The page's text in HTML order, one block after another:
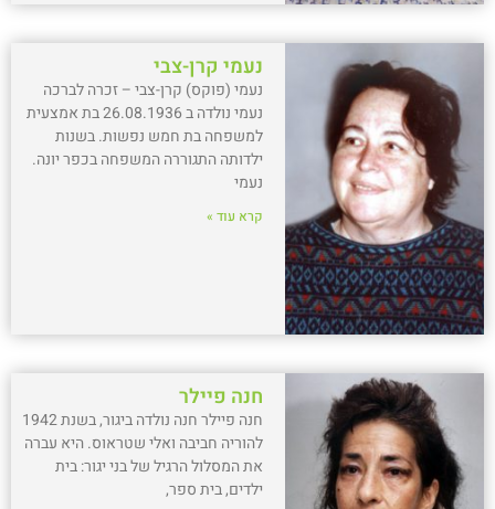
נעמי קרן-צבי
נעמי (פוקס) קרן-צבי – זכרה לברכה
נעמי נולדה ב 26.08.1936 בת אמצעית
למשפחה בת חמש נפשות. בשנות
ילדותה התגוררה המשפחה בכפר יונה.
נעמי
קרא עוד »
חנה פיילר
חנה פיילר חנה נולדה ביגור, בשנת 1942
להוריה חביבה ואלי שטראוס. היא עברה
את המסלול הרגיל של בני יגור: בית
ילדים, בית ספר,